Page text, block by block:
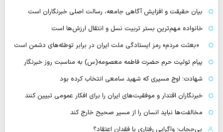
بیان حقیقت و افزایش آگاهی جامعه، رسالت اصلی خبرنگاران است
خانواده مهم‌ترین بستر تربیت نسل و انتقال ارزش‌ها است
«بعثت مردم» رمز ایستادگی ملت ایران در برابر توطئه‌های دشمن است
پیام تولیت حرم حضرت فاطمه معصومه(س) به مناسبت روز خبرنگار
شهادت؛ اوج مسیری که شهید سامعی انتخاب کرده بود
خبرنگاران اقتدار و موفقیت‌های ایران را برای افکار عمومی تبیین کنند
مخالفت‌ها نباید انسان را از مسیر صحیح خارج کند
بی‌حجاب؛ واگرایی رفتاری یا فقدان اعتقاد؟